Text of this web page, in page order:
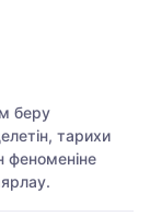
беру
тарихи
феноменіне